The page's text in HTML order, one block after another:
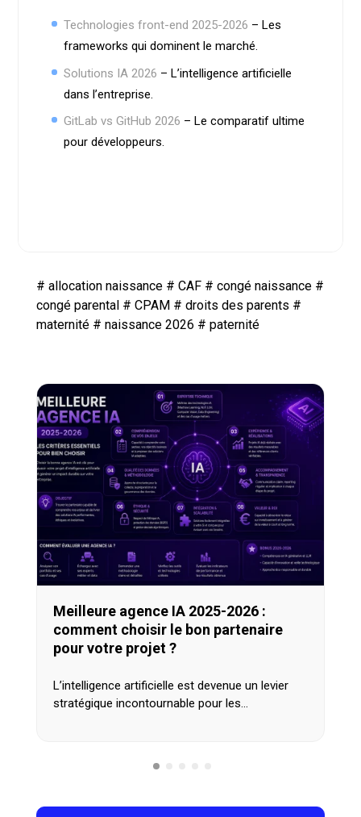
Technologies front-end 2025-2026 – Les
frameworks qui dominent le marché.
Solutions IA 2026 – L’intelligence artificielle
dans l’entreprise.
GitLab vs GitHub 2026 – Le comparatif ultime
pour développeurs.
# allocation naissance# CAF# congé naissance#
congé parental# CPAM# droits des parents #
maternité# naissance 2026 # paternité
Meilleure agence IA 2025-2026 :
comment choisir le bon partenaire
pour votre projet ?
L’intelligence artificielle est devenue un levier
stratégique incontournable pour les…